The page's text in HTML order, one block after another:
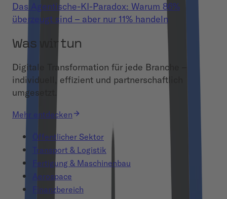
Das Agentische-KI-Paradox: Warum 86%
überzeugt sind – aber nur 11% handeln
Was wir tun
Digitale Transformation für jede Branche –
individuell, effizient und partnerschaftlich
umgesetzt.
Mehr entdecken
Öffentlicher Sektor
Transport & Logistik
Fertigung & Maschinenbau
Aerospace
Finanzbereich